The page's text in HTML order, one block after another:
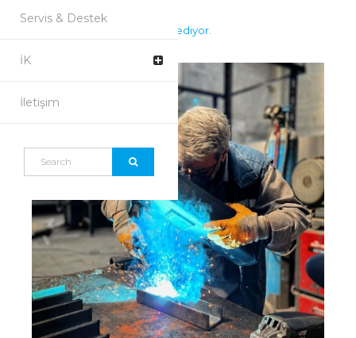
Haberler & Duyurular
Üretimlerimiz tüm hızıyla devam ediyor.
Servis & Destek
İK
İletişim